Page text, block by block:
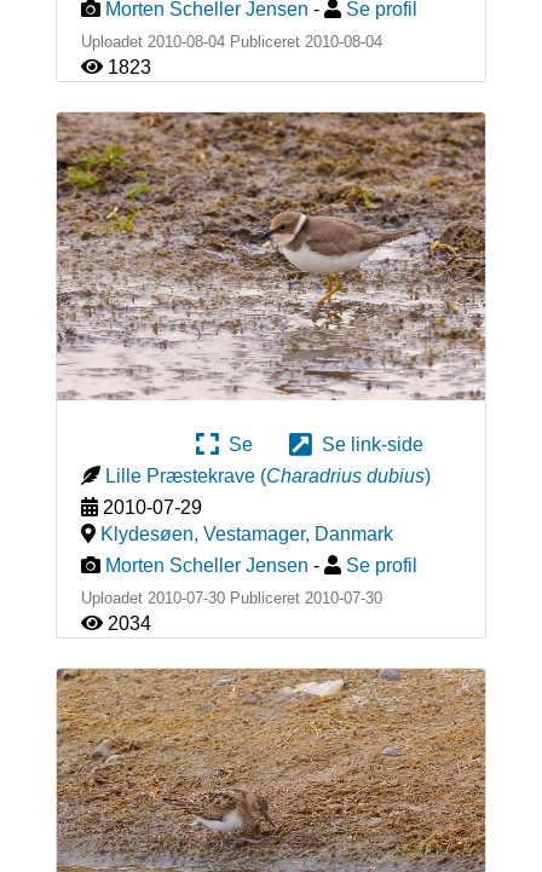
Morten Scheller Jensen - Se profil
Uploadet 2010-08-04 Publiceret 2010-08-04
1823
Se
Se link-side
Lille Præstekrave (Charadrius dubius)
2010-07-29
Klydesøen, Vestamager, Danmark
Morten Scheller Jensen - Se profil
Uploadet 2010-07-30 Publiceret 2010-07-30
2034